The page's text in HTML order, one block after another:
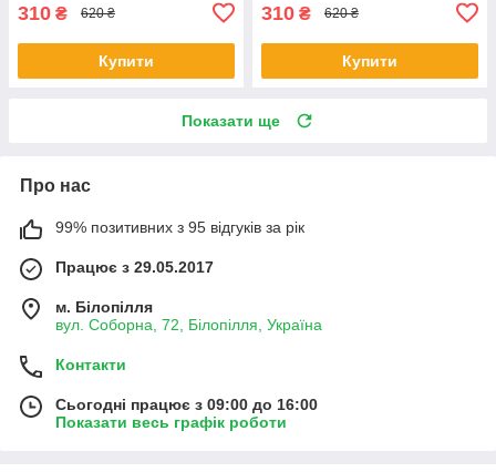
310 ₴ 620 ₴
Купити
310 ₴ 620 ₴
Купити
Показати ще
Про нас
99% позитивних з 95 відгуків за рік
Працює з 29.05.2017
м. Білопілля
вул. Соборна, 72, Білопілля, Україна
Контакти
Сьогодні працює з 09:00 до 16:00
Показати весь графік роботи